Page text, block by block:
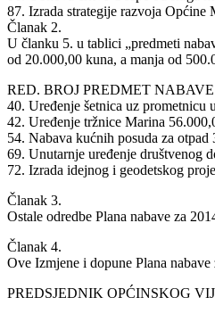
87. Izrada strategije razvoja Općine
Članak 2.
U članku 5. u tablici „predmeti
od 20.000,00 kuna, a manja od
RED. BROJ PREDMET
40. Uređenje šetnica uz prometnicu
42. Uređenje tržnice Marina
54. Nabava kućnih posuda za otpad
69. Unutarnje uređenje društvenog
72. Izrada idejnog i geodetskog
Članak 3.
Ostale odredbe Plana nabave za
Članak 4.
Ove Izmjene i dopune Plana
PREDSJEDNIK OPĆINSKOG